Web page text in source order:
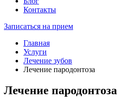
Контакты
Записаться на прием
Главная
Услуги
Лечение зубов
Лечение пародонтоза
Лечение пародонтоза